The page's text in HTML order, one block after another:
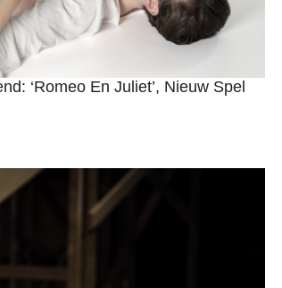
‘Romeo En Juliet’, Nieuw Spel